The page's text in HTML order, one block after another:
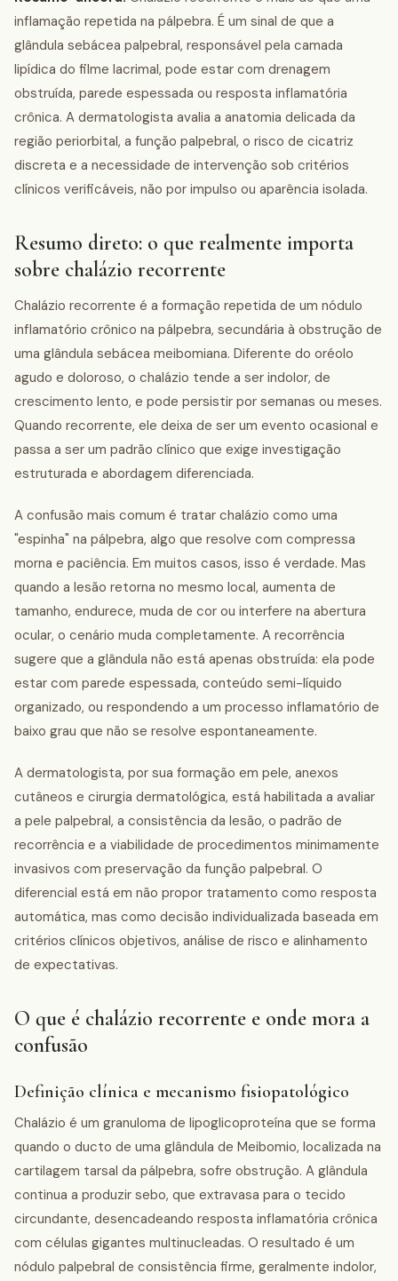
inflamação repetida na pálpebra. É um sinal de que a
glândula sebácea palpebral, responsável pela camada
lipídica do filme lacrimal, pode estar com drenagem
obstruída, parede espessada ou resposta inflamatória
crônica. A dermatologista avalia a anatomia delicada da
região periorbital, a função palpebral, o risco de cicatriz
discreta e a necessidade de intervenção sob critérios
clínicos verificáveis, não por impulso ou aparência isolada.
Resumo direto: o que realmente importa
sobre chalázio recorrente
Chalázio recorrente é a formação repetida de um nódulo
inflamatório crônico na pálpebra, secundária à obstrução de
uma glândula sebácea meibomiana. Diferente do oréolo
agudo e doloroso, o chalázio tende a ser indolor, de
crescimento lento, e pode persistir por semanas ou meses.
Quando recorrente, ele deixa de ser um evento ocasional e
passa a ser um padrão clínico que exige investigação
estruturada e abordagem diferenciada.
A confusão mais comum é tratar chalázio como uma
"espinha" na pálpebra, algo que resolve com compressa
morna e paciência. Em muitos casos, isso é verdade. Mas
quando a lesão retorna no mesmo local, aumenta de
tamanho, endurece, muda de cor ou interfere na abertura
ocular, o cenário muda completamente. A recorrência
sugere que a glândula não está apenas obstruída: ela pode
estar com parede espessada, conteúdo semi-líquido
organizado, ou respondendo a um processo inflamatório de
baixo grau que não se resolve espontaneamente.
A dermatologista, por sua formação em pele, anexos
cutâneos e cirurgia dermatológica, está habilitada a avaliar
a pele palpebral, a consistência da lesão, o padrão de
recorrência e a viabilidade de procedimentos minimamente
invasivos com preservação da função palpebral. O
diferencial está em não propor tratamento como resposta
automática, mas como decisão individualizada baseada em
critérios clínicos objetivos, análise de risco e alinhamento
de expectativas.
O que é chalázio recorrente e onde mora a
confusão
Definição clínica e mecanismo fisiopatológico
Chalázio é um granuloma de lipoglicoproteína que se forma
quando o ducto de uma glândula de Meibomio, localizada na
cartilagem tarsal da pálpebra, sofre obstrução. A glândula
continua a produzir sebo, que extravasa para o tecido
circundante, desencadeando resposta inflamatória crônica
com células gigantes multinucleadas. O resultado é um
nódulo palpebral de consistência firme, geralmente indolor,